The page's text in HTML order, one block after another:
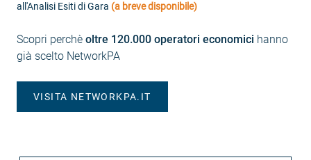
all'Analisi Esiti di Gara (a breve disponibile)
Scopri perchè oltre 120.000 operatori economici hanno
già scelto NetworkPA
VISITA NETWORKPA.IT